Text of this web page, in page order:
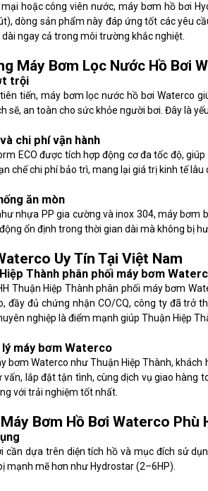
hoặc công viên nước, máy bơm hồ bơi
dòng sản phẩm này đáp ứng tốt các yêu
ngay cả trong môi trường khắc nghiệt.
Máy Bơm Lọc Nước Hồ Bơi
trội
tiến, máy bơm lọc nước hồ bơi Waterco
sẽ, an toàn cho sức khỏe người bơi. Đây là
chi phí vận hành
ECO được tích hợp động cơ đa tốc độ,
chế chi phí bảo trì, mang lại giá trị kinh tế lâu
ăn mòn
nhựa PP gia cường và inox 304, máy
ổn định trong thời gian dài mà không bị hư
Uy Tín Tại Việt Nam
Thành phân phối máy bơm
Thuận Hiệp Thành phân phối máy bơm
đầy đủ chứng nhận CO/CQ, công ty đã trở
nghiệp là điểm mạnh giúp Thuận Hiệp
máy bơm Waterco
bơm Waterco như Thuận Hiệp Thành,
lắp đặt tận tình, cùng dịch vụ giao hàng
với trải nghiệm tốt nhất.
Bơm Hồ Bơi Waterco Phù
cần dựa trên diện tích hồ và mục đích sử
mạnh mẽ hơn như Hydrostar (2–6HP).